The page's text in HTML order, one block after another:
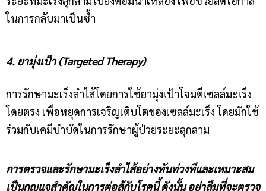
ในการกลับมาเป็นซ้ำ
4. ยามุ่งเป้า (Targeted Therapy)
การรักษามะเร็งลำไส้โดยการใช้ยามุ่งเป้าโจมตีเซลล์มะเร็ง
โดยตรง เพื่อหยุดการเจริญเติบโตของเซลล์มะเร็ง โดยมักใช้
ร่วมกับเคมีบำบัดในการรักษาผู้ป่วยระยะลุกลาม
การตรวจและรักษามะเร็งลำไส้อย่างทันท่วงทีและเหมาะสม
เป็นกุญแจสำคัญในการต่อสู้กับโรคนี้ ดังนั้น อย่าลืมที่จะตรวจ